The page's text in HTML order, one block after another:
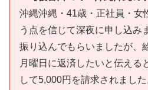
沖縄沖縄・41歳・正社員・女
う点を信じて深夜に申し込み
振り込んでもらいましたが、
月曜日に返済したいと伝える
して5,000円を請求されまし